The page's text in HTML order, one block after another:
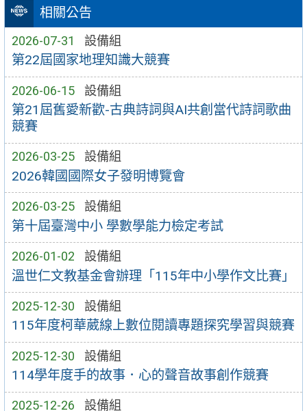
相關公告
2026-07-31 設備組
第22屆國家地理知識大競賽
2026-06-15 設備組
第21屆舊愛新歡-古典詩詞與AI共創當代詩詞歌曲
競賽
2026-03-25 設備組
2026韓國國際女子發明博覽會
2026-03-25 設備組
第十屆臺灣中小 學數學能力檢定考試
2026-01-02 設備組
溫世仁文教基金會辦理「115年中小學作文比賽」
2025-12-30 設備組
115年度柯華葳線上數位閱讀專題探究學習與競賽
2025-12-30 設備組
114學年度手的故事．心的聲音故事創作競賽
2025-12-26 設備組